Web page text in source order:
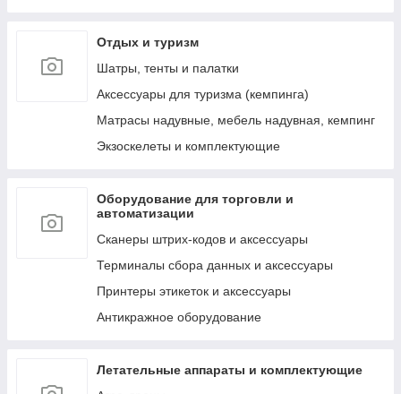
Лестницы, тенты, подложки и др. аксессуары
аксессуаров
Пляжные надувные матрасы и шезлонги
Обучение плаванию (нарукавники, жилеты и
т.д.)
Надувные игрушки для плавания/катания
электрические и ножные)
Отдых и туризм
Шатры, тенты и палатки
Аксессуары для туризма (кемпинга)
Матрасы надувные, мебель надувная, кемпинг
Экзоскелеты и комплектующие
Оборудование для торговли и
автоматизации
Сканеры штрих-кодов и аксессуары
Терминалы сбора данных и аксессуары
Принтеры этикеток и аксессуары
Антикражное оборудование
Летательные аппараты и комплектующие